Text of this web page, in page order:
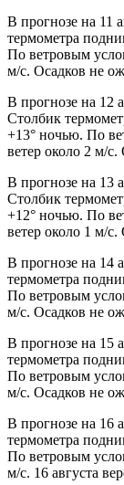
В прогнозе на 11
термометра
По ветровым
м/с. Осадков не
В прогнозе на 12
Столбик
+13° ночью. По
ветер около 2 м/с.
В прогнозе на 13
Столбик
+12° ночью. По
ветер около 1 м/с.
В прогнозе на 14
термометра
По ветровым
м/с. Осадков не
В прогнозе на 15
термометра
По ветровым
м/с. Осадков не
В прогнозе на 16
термометра
По ветровым
м/с. 16 августа